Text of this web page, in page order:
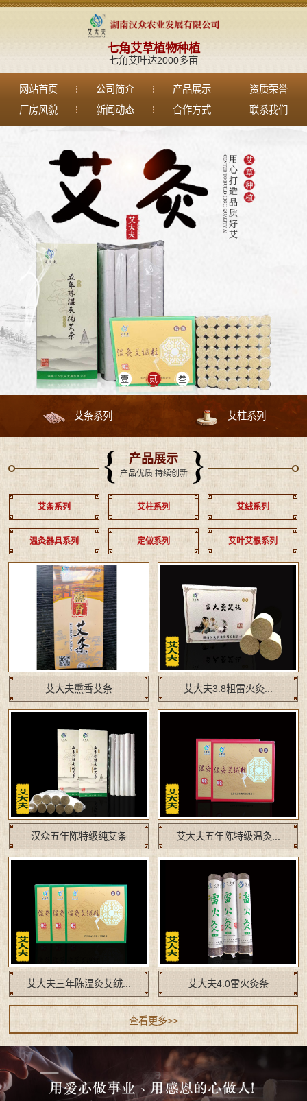
七角艾草植物种植
七角艾叶达2000多亩
网站首页 公司简介 产品展示
资质荣誉
厂房风貌
新闻动态 合作方式 联系我们
艾条系列 艾柱系列
产品展示
产品优质 持续创新
艾条系列 艾柱系列 艾绒系列
温灸器具系列 定做系列 艾叶艾根系列
艾大夫熏香艾条 艾大夫3.8粗雷火灸...
汉众五年陈特级纯艾条 艾大夫五年陈特级温灸...
艾大夫三年陈温灸艾绒... 艾大夫4.0雷火灸条
查看更多>>